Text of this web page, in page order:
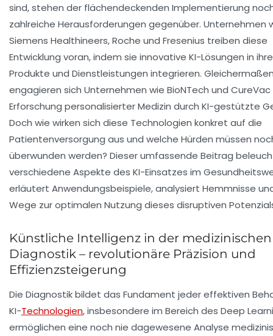
sind, stehen der flächendeckenden Implementierung
zahlreiche Herausforderungen gegenüber. Unternehmen
Siemens Healthineers, Roche und Fresenius treiben diese
Entwicklung voran, indem sie innovative KI-Lösungen in ihre
Produkte und Dienstleistungen integrieren.
engagieren sich Unternehmen wie BioNTech und CureVac
Erforschung personalisierter Medizin durch KI-gestützte
Doch wie wirken sich diese Technologien konkret auf die
Patientenversorgung aus und welche Hürden müssen
überwunden werden? Dieser umfassende Beitrag
verschiedene Aspekte des KI-Einsatzes im
erläutert Anwendungsbeispiele, analysiert Hemmnisse
Wege zur optimalen Nutzung dieses disruptiven
Künstliche Intelligenz in der medizinischen
Diagnostik – revolutionäre Präzision und
Effizienzsteigerung
Die Diagnostik bildet das Fundament jeder effektiven
KI-Technologien, insbesondere im Bereich des Deep
ermöglichen eine noch nie dagewesene Analyse